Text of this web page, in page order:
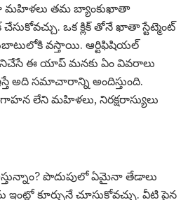
మహిళలు తమ బ్యాంకుఖాతా
ఒక క్లిక్ తోనే ఖాతా స్టేట్మెంట్
వస్తాయి. ఆర్టిఫిషియల్
ఈ యాప్ మనకు ఏం వివరాలు
అది సమాచారాన్ని అందిస్తుంది.
లేని మహిళలు, నిరక్షరాస్యులు
పొదుపులో ఏమైనా తేడాలు
కూర్చునే చూసుకోవచ్చు. వీటి పైన